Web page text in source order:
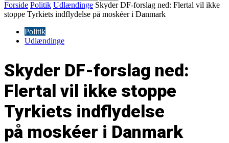
Forside Politik Udlændinge Skyder DF-forslag ned: Flertal vil ikke
stoppe Tyrkiets indflydelse på moskéer i Danmark
Politik
Udlændinge
Skyder DF-forslag ned:
Flertal vil ikke stoppe
Tyrkiets indflydelse
på moskéer i Danmark